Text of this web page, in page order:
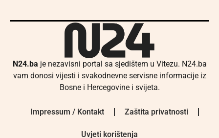
N24.ba je nezavisni portal sa sjedištem u Vitezu. N24.ba
vam donosi vijesti i svakodnevne servisne informacije iz
Bosne i Hercegovine i svijeta.
Impressum / Kontakt Zaštita privatnosti
Uvjeti korištenja